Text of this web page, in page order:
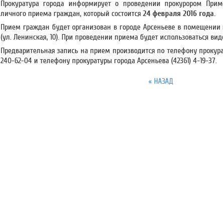
Прокуратура города информирует о проведении прокурором
личного приема граждан, который состоится 24 февраля 2016 года.
Прием граждан будет организован в городе Арсеньеве в помещении
(ул. Ленинская, 10). При проведении приема будет использоваться
Предварительная запись на прием производится по телефону
240-62-04 и телефону прокуратуры города Арсеньева (42361) 4-19-37.
« НАЗАД